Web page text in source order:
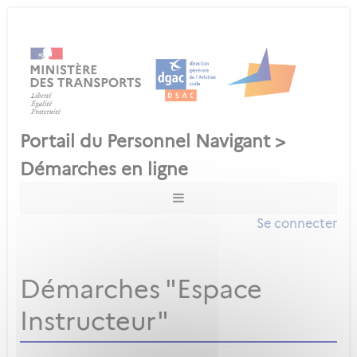
Se connecter
Démarches "Espace
Instructeur"